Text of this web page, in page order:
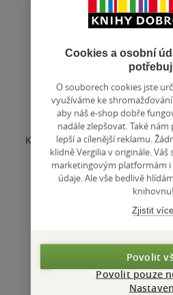
0.0
z
5
pevná
Katalog k dvěma výstavám
více jak 70 fotografiemi z
autorovu výpověď
Nedostupné
Cookies a osobní
O souborech cookies jste
využíváme ke
aby náš e-shop dobře
nadále zlepšovat. Také
lepší a cílenější reklamu.
klidně Vergilia v originále.
marketingovým platformám i
údaje. Ale vše bedlivě
knihovnu!
Zjistit více
Povolit
Povolit pouze